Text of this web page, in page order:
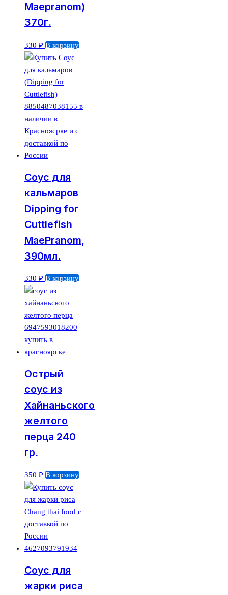
Maepranom)
370г.
330 ₽ В корзину
Соус для
кальмаров
Dipping for
Cuttlefish
MaePranom,
390мл.
330 ₽ В корзину
Острый
соус из
Хайнаньского
желтого
перца 240
гр.
350 ₽ В корзину
Соус для
жарки риса